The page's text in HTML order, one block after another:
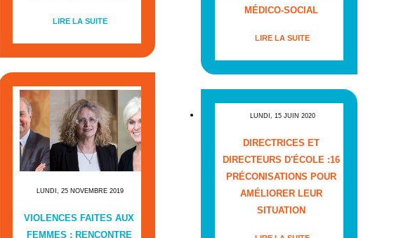
LIRE LA SUITE
LUNDI, 25 NOVEMBRE 2019
VIOLENCES FAITES AUX
FEMMES : RENCONTRE
MÉDICO-SOCIAL
LIRE LA SUITE
LUNDI, 15 JUIN 2020
DIRECTRICES ET
DIRECTEURS D'ÉCOLE :16
PRÉCONISATIONS POUR
AMÉLIORER LEUR
SITUATION